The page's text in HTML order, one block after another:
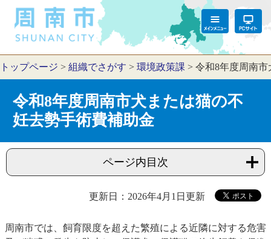
トップページ > 組織でさがす > 環境政策課 > 令和8年度周南
令和8年度周南市犬または猫の不
妊去勢手術費補助金
ページ内目次
更新日：2026年4月1日更新
周南市では、飼育限度を超えた繁殖による近隣に対する危害